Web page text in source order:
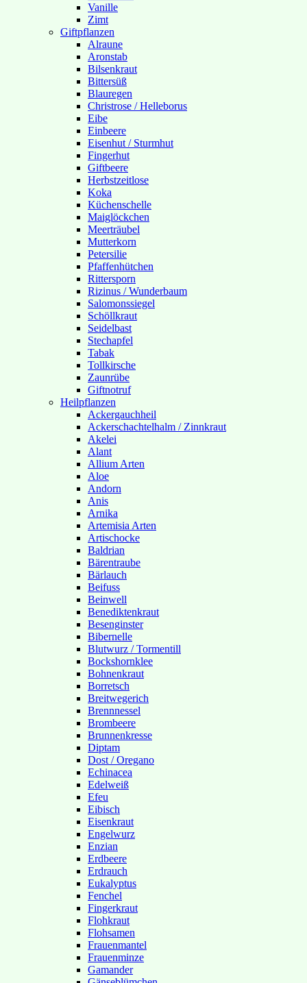
Vanille
Zimt
Giftpflanzen
Alraune
Aronstab
Bilsenkraut
Bittersüß
Blauregen
Christrose / Helleborus
Eibe
Einbeere
Eisenhut / Sturmhut
Fingerhut
Giftbeere
Herbstzeitlose
Koka
Küchenschelle
Maiglöckchen
Meerträubel
Mutterkorn
Petersilie
Pfaffenhütchen
Rittersporn
Rizinus / Wunderbaum
Salomonssiegel
Schöllkraut
Seidelbast
Stechapfel
Tabak
Tollkirsche
Zaunrübe
Giftnotruf
Heilpflanzen
Ackergauchheil
Ackerschachtelhalm / Zinnkraut
Akelei
Alant
Allium Arten
Aloe
Andorn
Anis
Arnika
Artemisia Arten
Artischocke
Baldrian
Bärentraube
Bärlauch
Beifuss
Beinwell
Benediktenkraut
Besenginster
Bibernelle
Blutwurz / Tormentill
Bockshornklee
Bohnenkraut
Borretsch
Breitwegerich
Brennnessel
Brombeere
Brunnenkresse
Diptam
Dost / Oregano
Echinacea
Edelweiß
Efeu
Eibisch
Eisenkraut
Engelwurz
Enzian
Erdbeere
Erdrauch
Eukalyptus
Fenchel
Fingerkraut
Flohkraut
Flohsamen
Frauenmantel
Frauenminze
Gamander